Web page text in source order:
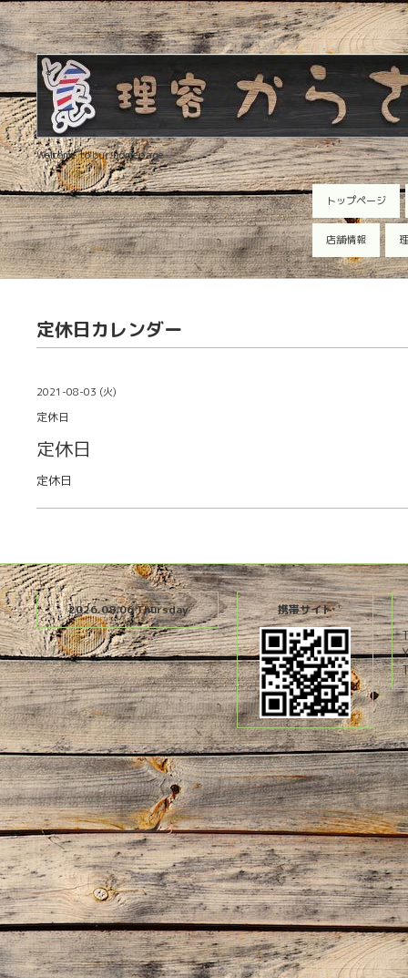
Welcome to our homepage
トップページ
店舗情報
定休日カレンダー
2021-08-03 (火)
定休日
定休日
定休日
2026.08.06 Thursday 携帯サイト